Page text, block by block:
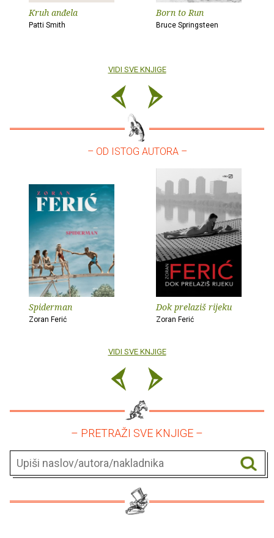
Kruh anđela
Patti Smith
Born to Run
Bruce Springsteen
VIDI SVE KNJIGE
– OD ISTOG AUTORA –
Spiderman
Zoran Ferić
Dok prelaziš rijeku
Zoran Ferić
VIDI SVE KNJIGE
– PRETRAŽI SVE KNJIGE –